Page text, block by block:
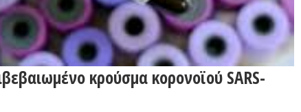
κρούσμα κορονοϊού SARS-